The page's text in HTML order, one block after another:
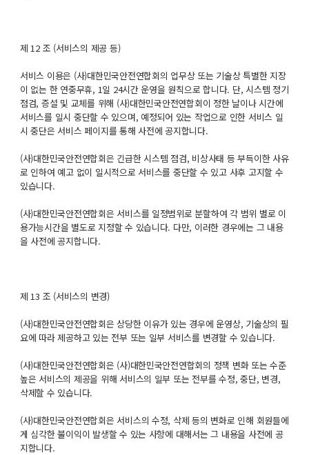
제 12 조 (서비스의 제공 등)
서비스 이용은 (사)대한민국안전연합회의 업무상 또는 기술상 특별한 지장
이 없는 한 연중무휴, 1일 24시간 운영을 원칙으로 합니다. 단, 시스템 정기
점검, 증설 및 교체를 위해 (사)대한민국안전연합회이 정한 날이나 시간에
서비스를 일시 중단할 수 있으며, 예정되어 있는 작업으로 인한 서비스 일
시 중단은 서비스 페이지를 통해 사전에 공지합니다.
(사)대한민국안전연합회은 긴급한 시스템 점검, 비상사태 등 부득이한 사유
로 인하여 예고 없이 일시적으로 서비스를 중단할 수 있고 사후 고지할 수
있습니다.
(사)대한민국안전연합회은 서비스를 일정범위로 분할하여 각 범위 별로 이
용가능시간을 별도로 지정할 수 있습니다. 다만, 이러한 경우에는 그 내용
을 사전에 공지합니다.
제 13 조 (서비스의 변경)
(사)대한민국안전연합회은 상당한 이유가 있는 경우에 운영상, 기술상의 필
요에 따라 제공하고 있는 전부 또는 일부 서비스를 변경할 수 있습니다.
(사)대한민국안전연합회은 (사)대한민국안전연합회의 정책 변화 또는 수준
높은 서비스의 제공을 위해 서비스의 일부 또는 전부를 수정, 중단, 변경,
삭제할 수 있습니다.
(사)대한민국안전연합회은 서비스의 수정, 삭제 등의 변화로 인해 회원들에
게 심각한 불이익이 발생할 수 있는 사항에 대해서는 그 내용을 사전에 공
지합니다.